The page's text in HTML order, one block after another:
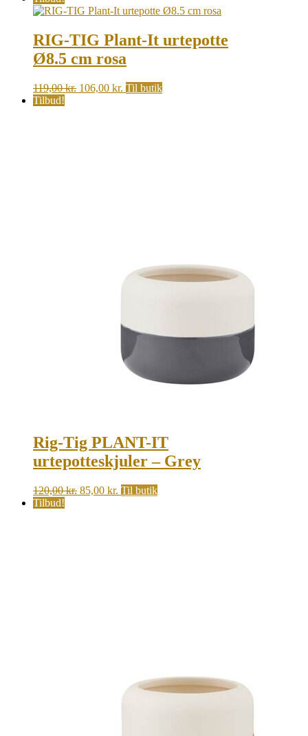
RIG-TIG Plant-It urtepotte
Ø8.5 cm rosa
119,00kr. Original
106,00 kr. Current
Til butik
Tilbud!
Rig-Tig PLANT-IT
urtepotteskjuler – Grey
120,00kr. Original
85,00 kr. Current
Til butik
Tilbud!